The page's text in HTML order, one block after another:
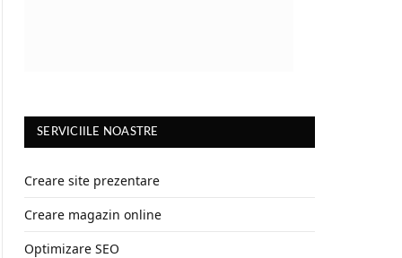
SERVICIILE NOASTRE
Creare site prezentare
Creare magazin online
Optimizare SEO